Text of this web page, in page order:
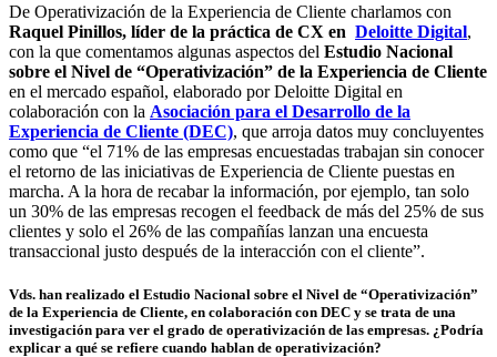
De Operativización de la Experiencia de Cliente charlamos con
Raquel Pinillos, líder de la práctica de CX en Deloitte Digital,
con la que comentamos algunas aspectos del Estudio Nacional
sobre el Nivel de “Operativización” de la Experiencia de Cliente
en el mercado español, elaborado por Deloitte Digital en
colaboración con la Asociación para el Desarrollo de la
Experiencia de Cliente (DEC), que arroja datos muy concluyentes
como que “el 71% de las empresas encuestadas trabajan sin conocer
el retorno de las iniciativas de Experiencia de Cliente puestas en
marcha. A la hora de recabar la información, por ejemplo, tan solo
un 30% de las empresas recogen el feedback de más del 25% de sus
clientes y solo el 26% de las compañías lanzan una encuesta
transaccional justo después de la interacción con el cliente”.
Vds. han realizado el Estudio Nacional sobre el Nivel de “Operativización”
de la Experiencia de Cliente, en colaboración con DEC y se trata de una
investigación para ver el grado de operativización de las empresas. ¿Podría
explicar a qué se refiere cuando hablan de operativización?